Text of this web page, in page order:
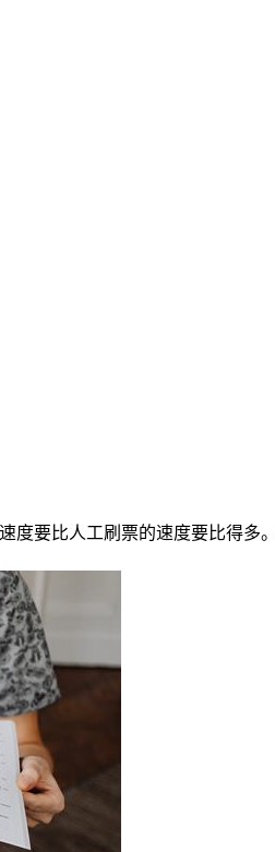
度要比人工刷票的速度要比得多